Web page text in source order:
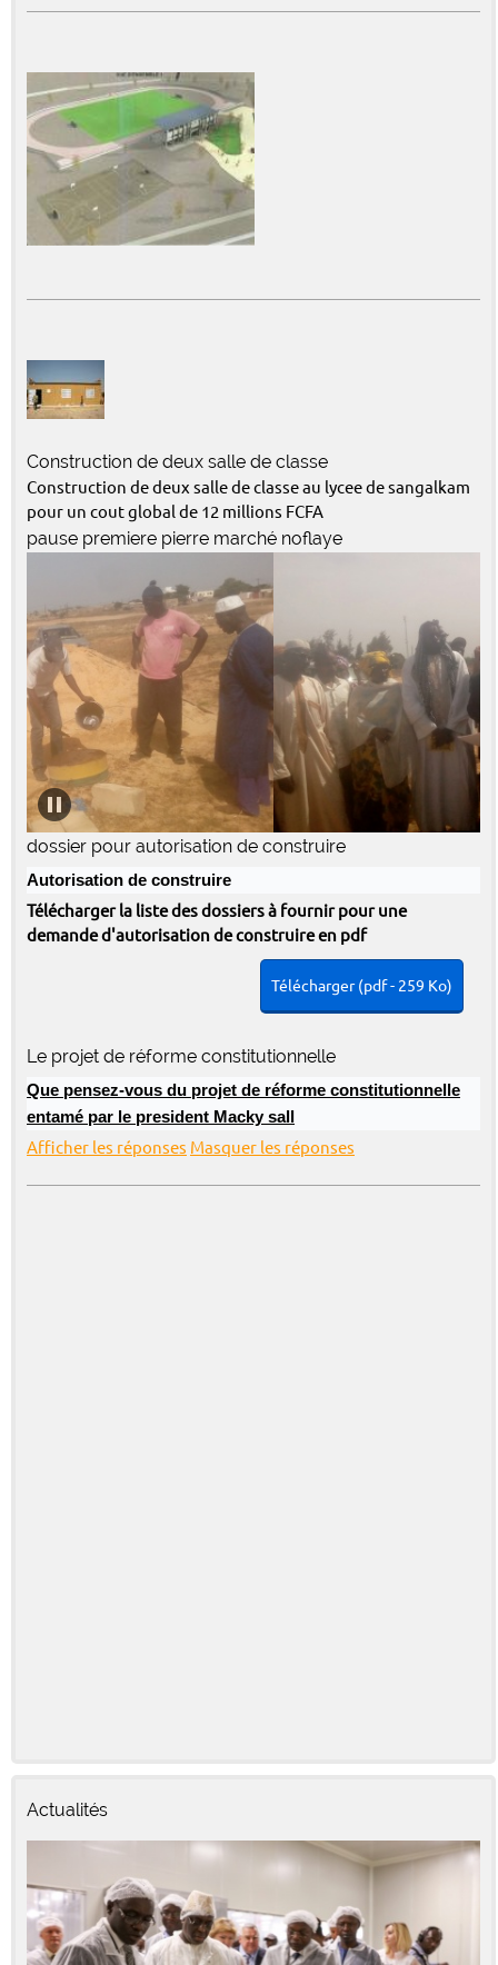
Construction de deux salle de classe
Construction de deux salle de classe au lycee de sangalkam
pour un cout global de 12 millions FCFA
pause premiere pierre marché noflaye
dossier pour autorisation de construire
Autorisation de construire
Télécharger la liste des dossiers à fournir pour une
demande d'autorisation de construire en pdf
Télécharger (pdf - 259 Ko)
Le projet de réforme constitutionnelle
Que pensez-vous du projet de réforme constitutionnelle
entamé par le president Macky sall
Afficher les réponses Masquer les réponses
Actualités